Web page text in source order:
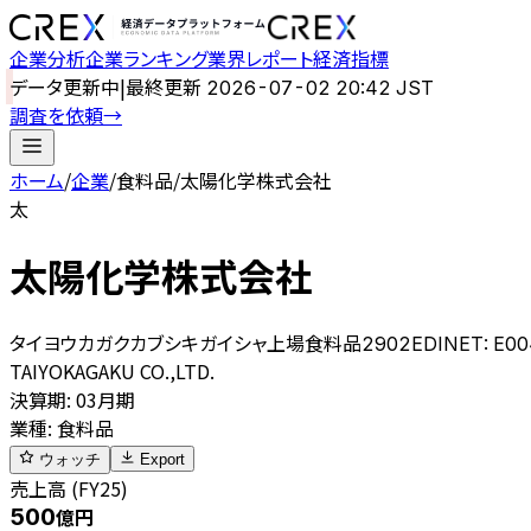
企業分析企業ランキング業界レポート経済指標
データ更新中|最終更新 2026-07-02 20:42 JST
調査を依頼→
ホーム/企業/食料品/太陽化学株式会社
太
太陽化学株式会社
タイヨウカガクカブシキガイシャ 上場食料品2902EDINET:
TAIYOKAGAKU CO.,LTD.
決算期: 03月期
業種: 食料品
ウォッチ Export
売上高 (FY25)
500億円